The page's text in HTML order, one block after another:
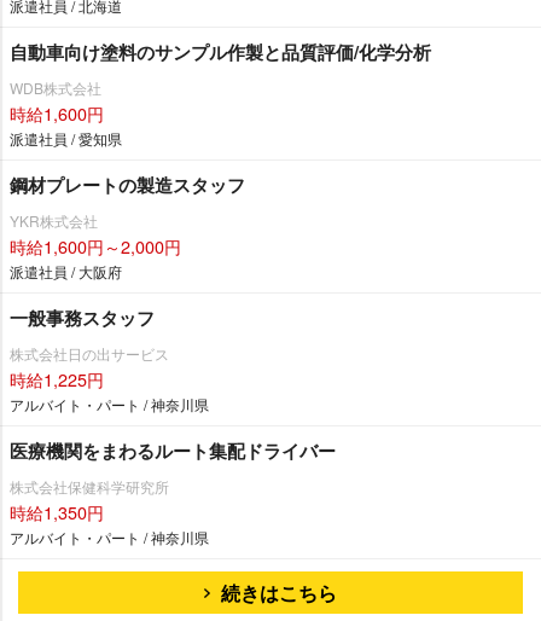
派遣社員 / 北海道
自動車向け塗料のサンプル作製と品質評価/化学分析
WDB株式会社
時給1,600円
派遣社員 / 愛知県
鋼材プレートの製造スタッフ
YKR株式会社
時給1,600円～2,000円
派遣社員 / 大阪府
一般事務スタッフ
株式会社日の出サービス
時給1,225円
アルバイト・パート / 神奈川県
医療機関をまわるルート集配ドライバー
株式会社保健科学研究所
時給1,350円
アルバイト・パート / 神奈川県
続きはこちら